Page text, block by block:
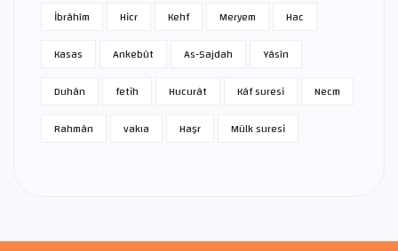
İbrâhîm
Hicr Kehf Meryem
Hac
Kasas
Ankebût As-Sajdah
Yâsîn
Duhân
fetih Hucurât Kâf suresi
Necm
Rahmân
vakıa Haşr Mülk suresi